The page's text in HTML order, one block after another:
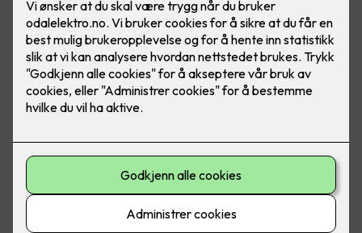
Norges kraftbruk forventes å øke kraftig i de kommende
årene. Det er her energieffektivisering kommer inn – for det